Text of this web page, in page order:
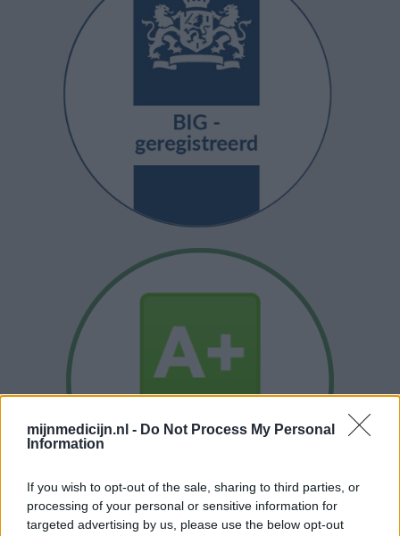
mijnmedicijn.nl - Do Not Process My Personal
Information
If you wish to opt-out of the sale, sharing to third parties, or
processing of your personal or sensitive information for
targeted advertising by us, please use the below opt-out